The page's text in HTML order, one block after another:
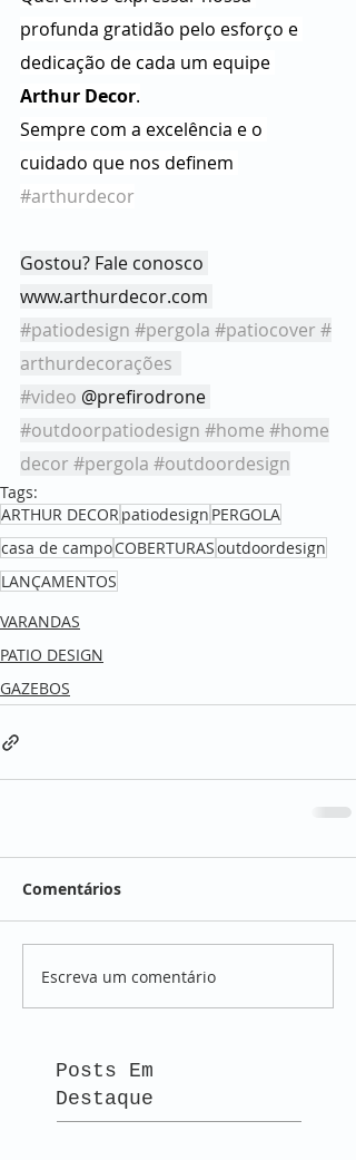
profunda gratidão pelo esforço e
dedicação de cada um equipe
Arthur Decor.
Sempre com a excelência e o
cuidado que nos definem
#arthurdecor
Gostou? Fale conosco
www.arthurdecor.com
#patiodesign #pergola #patiocover #
arthurdecorações
#video @prefirodrone
#outdoorpatiodesign #home #home
decor #pergola #outdoordesign
Tags:
ARTHUR DECORpatiodesign PERGOLA
casa de campoCOBERTURASoutdoordesign
LANÇAMENTOS
VARANDAS
PATIO DESIGN
GAZEBOS
Comentários
Escreva um comentário
Posts Em
Destaque